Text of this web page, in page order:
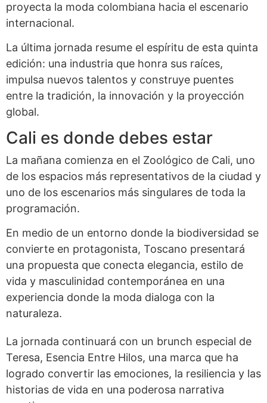
proyecta la moda colombiana hacia el escenario
internacional.
La última jornada resume el espíritu de esta quinta
edición: una industria que honra sus raíces,
impulsa nuevos talentos y construye puentes
entre la tradición, la innovación y la proyección
global.
Cali es donde debes estar
La mañana comienza en el Zoológico de Cali, uno
de los espacios más representativos de la ciudad y
uno de los escenarios más singulares de toda la
programación.
En medio de un entorno donde la biodiversidad se
convierte en protagonista, Toscano presentará
una propuesta que conecta elegancia, estilo de
vida y masculinidad contemporánea en una
experiencia donde la moda dialoga con la
naturaleza.
La jornada continuará con un brunch especial de
Teresa, Esencia Entre Hilos, una marca que ha
logrado convertir las emociones, la resiliencia y las
historias de vida en una poderosa narrativa